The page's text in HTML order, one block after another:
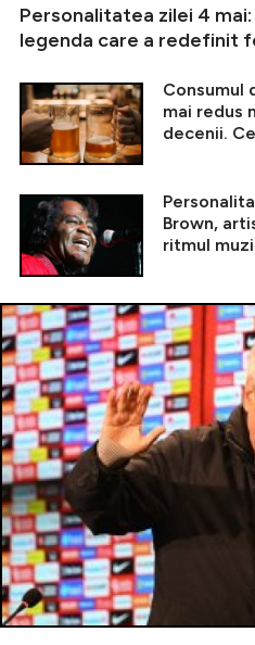
Personalitatea zilei 4
legenda care a redefinit
Consumul
mai redus
decenii.
Brown,
ritmul